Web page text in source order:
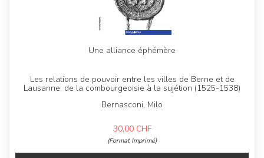
Une alliance éphémère
Les relations de pouvoir entre les villes de Berne et de
Lausanne: de la combourgeoisie à la sujétion (1525-1538)
Bernasconi, Milo
30,00 CHF
(Format Imprimé)